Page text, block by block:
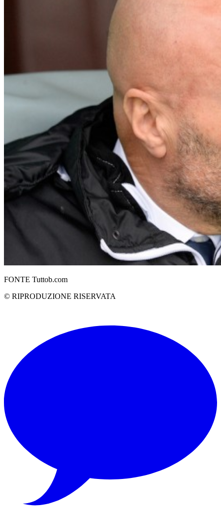
FONTE Tuttob.com
© RIPRODUZIONE RISERVATA